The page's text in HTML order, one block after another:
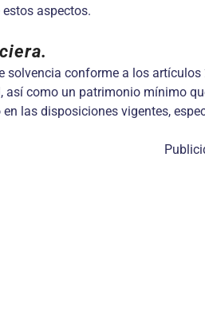
aspectos.
.
solvencia conforme a los
como un patrimonio mínimo
las disposiciones vigentes,